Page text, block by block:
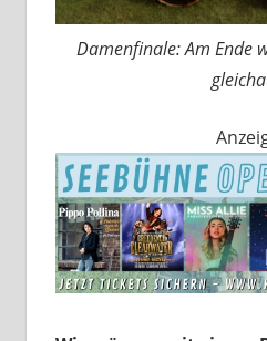
Damenfinale: Am Ende